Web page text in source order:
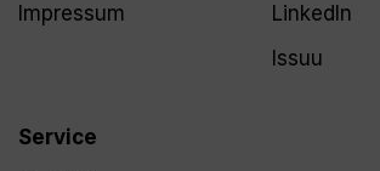
Impressum
Service
LinkedIn
Issuu